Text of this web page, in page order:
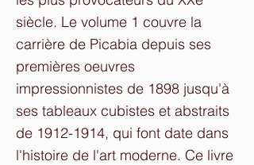
siècle. Le volume 1 couvre la
carrière de Picabia depuis ses
premières oeuvres
impressionnistes de 1898 jusqu'à
ses tableaux cubistes et abstraits
de 1912-1914, qui font date dans
l'histoire de l'art moderne. Ce livre